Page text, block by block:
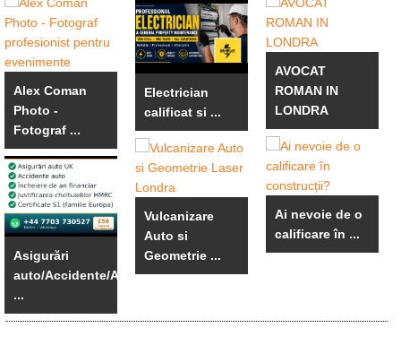
Alex Coman
Photo -
Fotograf ...
Asigurări
auto/Accidente/An
...
Electrician
calificat si ...
Vulcanizare
Auto si
Geometrie ...
AVOCAT
ROMAN IN
LONDRA
Ai nevoie de o
calificare în ...